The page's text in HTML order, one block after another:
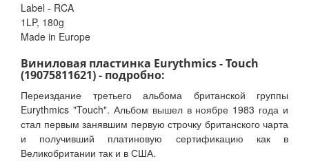
Label - RCA
1LP, 180g
Made in Europe
Виниловая пластинка Eurythmics - Touch
(19075811621) - подробно:
Переиздание третьего альбома британской группы
Eurythmics "Touch". Альбом вышел в ноябре 1983 года и
стал первым занявшим первую строчку британского чарта
и получивший платиновую сертификацию как в
Великобритании так и в США.